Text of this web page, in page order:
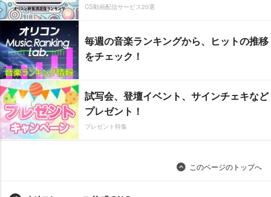
CS動画配信サービス20選
毎週の音楽ランキングから、ヒットの推移
をチェック！
試写会、登壇イベント、サインチェキなど
プレゼント！
プレゼント特集
このページのトップへ